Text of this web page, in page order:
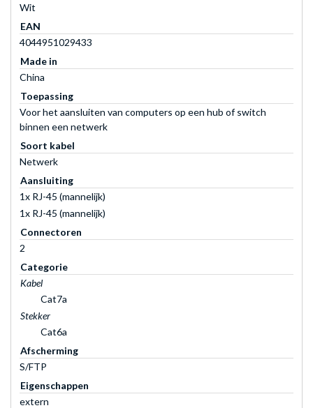
Wit
EAN
4044951029433
Made in
China
Toepassing
Voor het aansluiten van computers op een hub of switch
binnen een netwerk
Soort kabel
Netwerk
Aansluiting
1x RJ-45 (mannelijk)
1x RJ-45 (mannelijk)
Connectoren
2
Categorie
Kabel
Cat7a
Stekker
Cat6a
Afscherming
S/FTP
Eigenschappen
extern